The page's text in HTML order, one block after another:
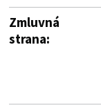
Zmluvná
strana: